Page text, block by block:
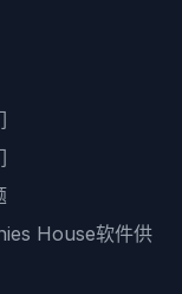
House软件供